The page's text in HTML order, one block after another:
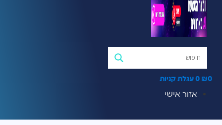
₪
0 עגלת קניות
אזור אישי